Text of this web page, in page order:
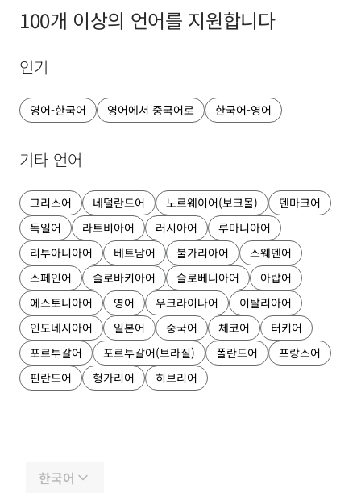
100개 이상의 언어를 지원합니다
인기
영어-한국어 영어에서 중국어로 한국어-영어
기타 언어
그리스어 네덜란드어 노르웨이어(보크몰)
덴마크어
독일어
라트비아어 러시아어
루마니아어
리투아니아어
베트남어 불가리아어
스웨덴어
스페인어
슬로바키아어 슬로베니아어
아랍어
에스토니아어
영어 우크라이나어
이탈리아어
인도네시아어
일본어 중국어 체코어
터키어
포르투갈어
포르투갈어(브라질) 폴란드어
프랑스어
핀란드어
헝가리어 히브리어
한국어